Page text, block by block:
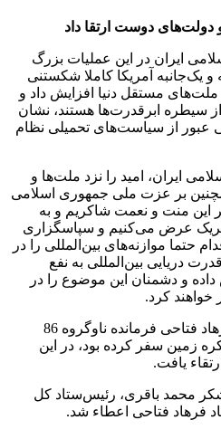
و دولت‌های دوست ارتقا داد
ایران در این عملیات بزرگ
یک‌جانبه آمریکا کاملا شکستنی
ملت‌های مستقل دنیا افزایش داد و
سیطره ابرقدرت‌ها هستند، نشان
عبور از سیاست‌های تحمیلی نظام
ایران، امید را نزد ملت‌ها و
بر عزت ملی جمهوری اسلامی
این منت و نعمت شاکریم و به
تبریک عرض می‌کنیم و سپاسگزاری
حتما موازنه‌های بین‌المللی را در
دریایی بین‌المللی به نفع
و دشمنان این موضوع را در
کرد.
به گزارش تسنیم، ناخدا یکم فرهاد فتاحی فرمانده ناوگروه 86
زمین سفر کرده بود، در این
یافت.
محمد باقری، رئیس‌ستاد کل
فرهاد فتاحی اعطاء شد.